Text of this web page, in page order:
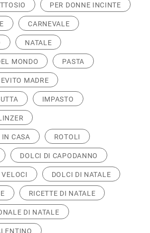
PER DONNE INCINTE
CARNEVALE
NATALE
MONDO PASTA
MADRE
IMPASTO
IN CASA ROTOLI
DOLCI DI CAPODANNO
VELOCI DOLCI DI NATALE
RICETTE DI NATALE
DI NATALE